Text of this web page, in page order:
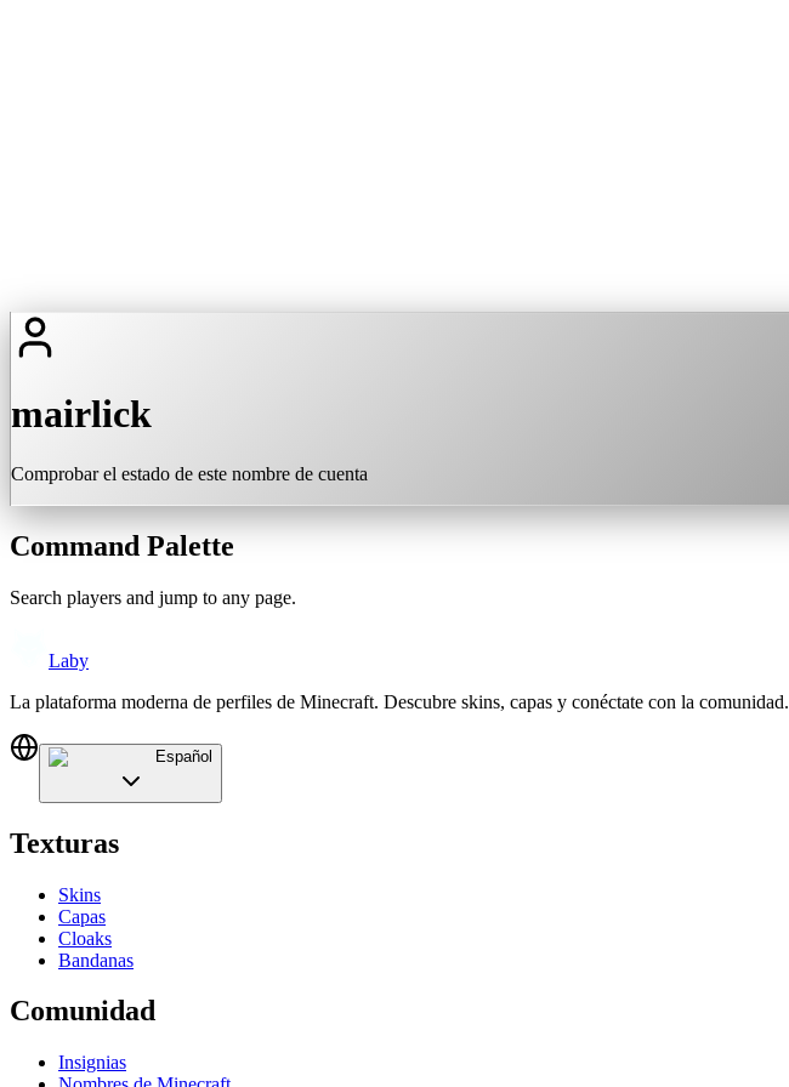
mairlick
Comprobar el estado de este nombre de cuenta
Command Palette
Search players and jump to any page.
Laby
La plataforma moderna de perfiles de Minecraft. Descubre skins, capas y conéctate con la comunidad.
Español
Texturas
Skins
Capas
Cloaks
Bandanas
Comunidad
Insignias